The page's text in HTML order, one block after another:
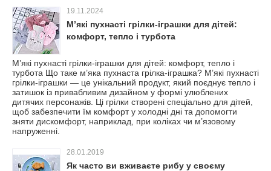
19.11.2024
М’які пухнасті грілки-іграшки для дітей:
комфорт, тепло і турбота
М’які пухнасті грілки-іграшки для дітей: комфорт, тепло і
турбота Що таке м’яка пухнаста грілка-іграшка? М’які пухнасті
грілки-іграшки — це унікальний продукт, який поєднує тепло і
затишок із привабливим дизайном у формі улюблених
дитячих персонажів. Ці грілки створені спеціально для дітей,
щоб забезпечити їм комфорт у холодні дні та допомогти
зняти дискомфорт, наприклад, при коліках чи м’язовому
напруженні.
28.01.2019
Як часто ви вживаєте рибу у своєму